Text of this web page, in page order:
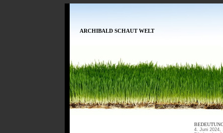
ARCHIBALD SCHAUT WELT
4. Juni 2024,